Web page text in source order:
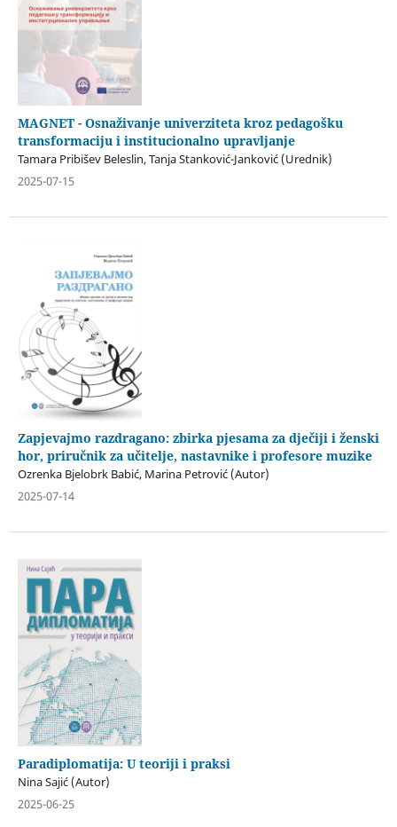
MAGNET - Osnaživanje univerziteta kroz pedagošku
transformaciju i institucionalno upravlјanje
Tamara Pribišev Beleslin, Tanja Stanković-Janković (Urednik)
2025-07-15
Zapjevajmo razdragano: zbirka pjesama za dječiji i ženski
hor, priručnik za učitelje, nastavnike i profesore muzike
Ozrenka Bjelobrk Babić, Marina Petrović (Autor)
2025-07-14
Paradiplomatija: U teoriji i praksi
Nina Sajić (Autor)
2025-06-25